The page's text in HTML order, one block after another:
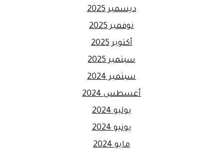
ديسمبر 2025
نوفمبر 2025
أكتوبر 2025
سبتمبر 2025
سبتمبر 2024
أغسطس 2024
يوليو 2024
يونيو 2024
مايو 2024